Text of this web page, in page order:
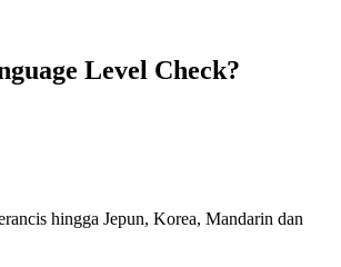
Level Check?
hingga Jepun, Korea, Mandarin dan